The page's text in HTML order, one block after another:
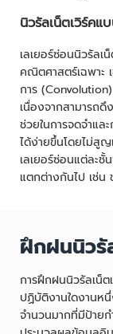
นิวรัลเน็ตเวิร์คแ
เลเยอร์ซ่อนนิวรัลเ
คณิตศาสตร์เฉพาะ
การ
เนื่องจากสามารถ
ช่วยในการจดจำแล
ได้ง่ายขึ้นโดยไม่
เลเยอร์ซ่อนแต่ละ
แตกต่างกันไป เช่น
ฝึกฝนนิวรั
การฝึกฝนนิวรัลเน็ต
ปฏิบัติงานใดงานหนึ่
จำนวนมากที่มีป้าย